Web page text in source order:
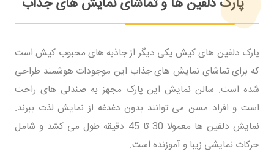
پارک دلفین های کیش یکی دیگر از جاذبه های محبوب کیش است
که برای تماشای نمایش های جذاب این موجودات هوشمند طراحی
شده است. سالن نمایش این پارک مجهز به صندلی های راحت
است و افراد مسن می توانند بدون دغدغه از نمایش لذت ببرند.
نمایش دلفین ها معمولا 30 تا 45 دقیقه طول می کشد و شامل
حرکات نمایشی زیبا و آموزنده است.